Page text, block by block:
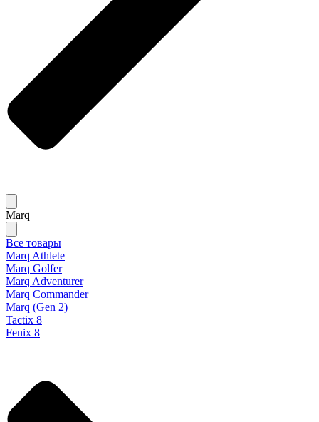
Marq
Все товары
Marq Athlete
Marq Golfer
Marq Adventurer
Marq Commander
Marq (Gen 2)
Tactix 8
Fenix 8